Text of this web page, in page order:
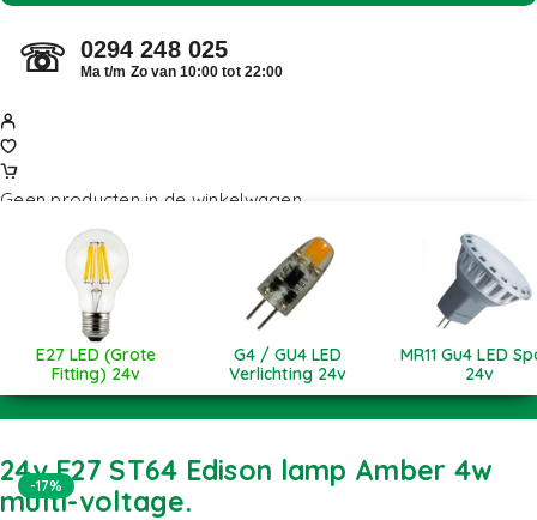
☏ 0294 248 025
Ma t/m Zo van 10:00 tot 22:00
Geen producten in de winkelwagen.
E27 LED (Grote
Fitting) 24v
G4 / GU4 LED
Verlichting 24v
MR11 Gu4 LED
24v
-17%
24v E27 ST64 Edison lamp Amber 4w
multi-voltage.